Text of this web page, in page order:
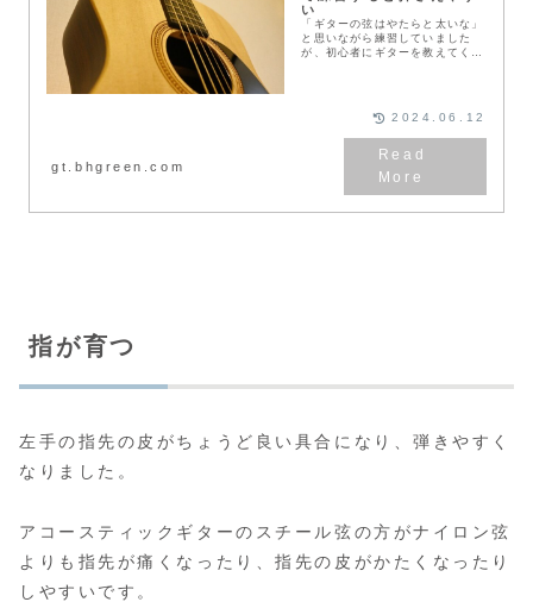
い
「ギターの弦はやたらと太いな」
と思いながら練習していました
が、初心者にギターを教えてくれ
gt.bhgreen.com
2024.06.12
指が育つ
左手の指先の皮がちょうど良い具合になり、弾きやすく
なりました。
アコースティックギターのスチール弦の方がナイロン弦
よりも指先が痛くなったり、指先の皮がかたくなったり
しやすいです。